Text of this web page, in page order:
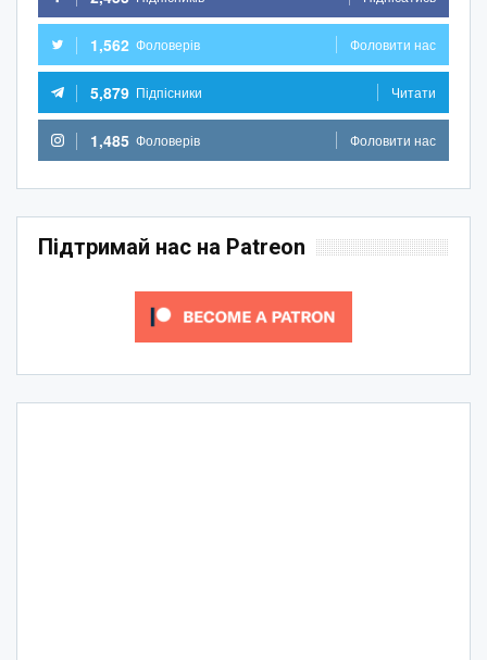
1,562 Фоловерів Фоловити нас
5,879 Підпісники Читати
1,485 Фоловерів Фоловити нас
Підтримай нас на Patreon